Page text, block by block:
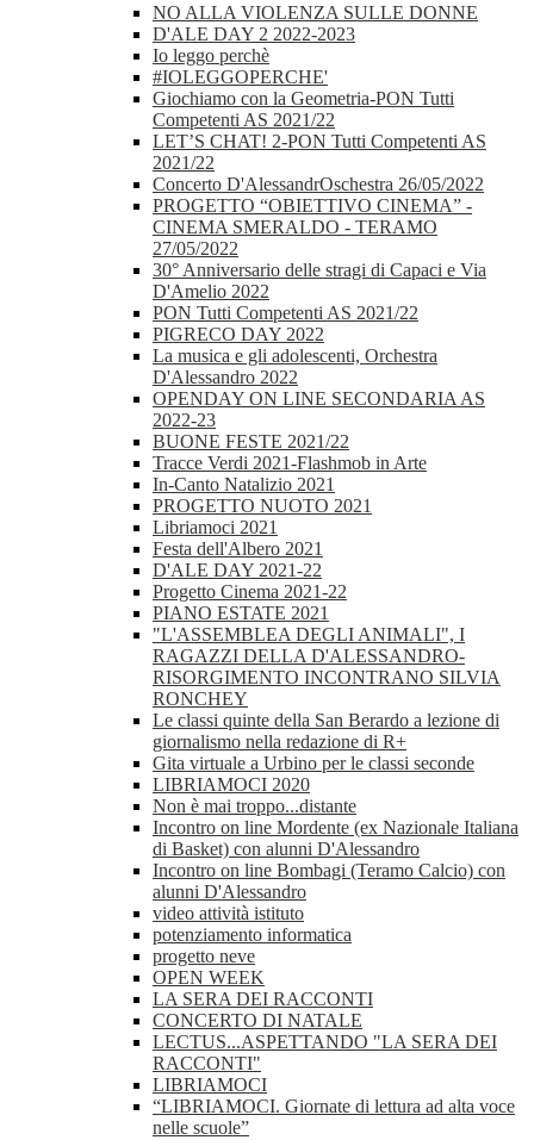
NO ALLA VIOLENZA SULLE DONNE
D'ALE DAY 2 2022-2023
Io leggo perchè
#IOLEGGOPERCHE'
Giochiamo con la Geometria-PON Tutti
Competenti AS 2021/22
LET’S CHAT! 2-PON Tutti Competenti AS
2021/22
Concerto D'AlessandrOschestra 26/05/2022
PROGETTO “OBIETTIVO CINEMA” -
CINEMA SMERALDO - TERAMO
27/05/2022
30° Anniversario delle stragi di Capaci e Via
D'Amelio 2022
PON Tutti Competenti AS 2021/22
PIGRECO DAY 2022
La musica e gli adolescenti, Orchestra
D'Alessandro 2022
OPENDAY ON LINE SECONDARIA AS
2022-23
BUONE FESTE 2021/22
Tracce Verdi 2021-Flashmob in Arte
In-Canto Natalizio 2021
PROGETTO NUOTO 2021
Libriamoci 2021
Festa dell'Albero 2021
D'ALE DAY 2021-22
Progetto Cinema 2021-22
PIANO ESTATE 2021
"L'ASSEMBLEA DEGLI ANIMALI", I
RAGAZZI DELLA D'ALESSANDRO-
RISORGIMENTO INCONTRANO SILVIA
RONCHEY
Le classi quinte della San Berardo a lezione di
giornalismo nella redazione di R+
Gita virtuale a Urbino per le classi seconde
LIBRIAMOCI 2020
Non è mai troppo...distante
Incontro on line Mordente (ex Nazionale Italiana
di Basket) con alunni D'Alessandro
Incontro on line Bombagi (Teramo Calcio) con
alunni D'Alessandro
video attività istituto
potenziamento informatica
progetto neve
OPEN WEEK
LA SERA DEI RACCONTI
CONCERTO DI NATALE
LECTUS...ASPETTANDO "LA SERA DEI
RACCONTI"
LIBRIAMOCI
“LIBRIAMOCI. Giornate di lettura ad alta voce
nelle scuole”